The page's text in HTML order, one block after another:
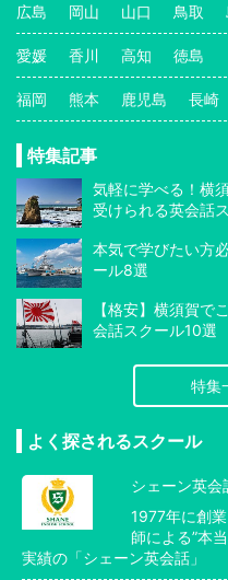
広島 岡山 山口 鳥取
愛媛 香川 高知 徳島
福岡 熊本 鹿児島 長崎
特集記事
気軽に学べる！横
受けられる英会話
本気で学びたい方
ール8選
【格安】横須賀で
会話スクール10選
特集
よく探されるスクール
シェーン英会
1977年に創
師による”本
実績の「シェーン英会話」